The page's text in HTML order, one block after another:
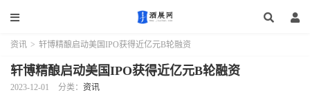
资讯 > 轩博精酿启动美国IPO获得近亿元B轮融资
轩博精酿启动美国IPO获得近亿元B轮融资
2023-12-01 分类： 资讯